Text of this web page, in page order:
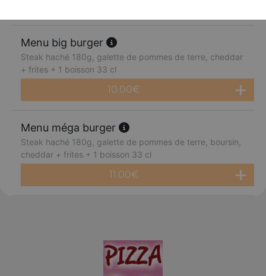
Menu big burger
Steak haché 180g, galette de pommes de terre, cheddar
+ frites + 1 boisson 33 cl
10.00€
Menu méga burger
Steak haché 180g, galette de pommes de terre, boursin,
cheddar + frites + 1 boisson 33 cl
11.00€